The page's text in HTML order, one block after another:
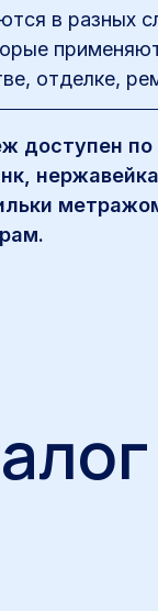
доступен по
в разных
отделке,